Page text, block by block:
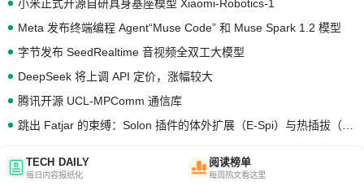
小米正式开源自研具身基座模型 Xiaomi-Robotics-1
Meta 发布终端编程 Agent“Muse Code” 和 Muse Spark 1.2 模型
字节发布 SeedRealtime 音视频全双工大模型
DeepSeek 将上调 API 定价，涨幅较大
腾讯开源 UCL-MPComm 通信库
TECH DAILY
每日内容报纸化
阅读榜单
每周热文看这里